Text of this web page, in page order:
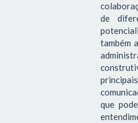
de
também
que